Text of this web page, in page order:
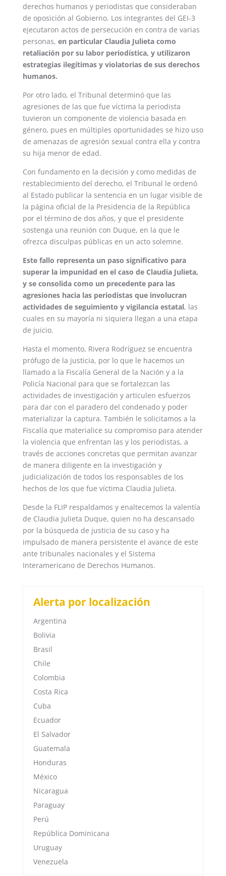
derechos humanos y periodistas que consideraban
de oposición al Gobierno. Los integrantes del GEI-3
ejecutaron actos de persecución en contra de varias
personas, en particular Claudia Julieta como
retaliación por su labor periodística, y utilizaron
estrategias ilegítimas y violatorias de sus derechos
humanos.
Por otro lado, el Tribunal determinó que las
agresiones de las que fue víctima la periodista
tuvieron un componente de violencia basada en
género, pues en múltiples oportunidades se hizo uso
de amenazas de agresión sexual contra ella y contra
su hija menor de edad.
Con fundamento en la decisión y como medidas de
restablecimiento del derecho, el Tribunal le ordenó
al Estado publicar la sentencia en un lugar visible de
la página oficial de la Presidencia de la República
por el término de dos años, y que el presidente
sostenga una reunión con Duque, en la que le
ofrezca disculpas públicas en un acto solemne.
Este fallo representa un paso significativo para
superar la impunidad en el caso de Claudia Julieta,
y se consolida como un precedente para las
agresiones hacia las periodistas que involucran
actividades de seguimiento y vigilancia estatal, las
cuales en su mayoría ni siquiera llegan a una etapa
de juicio.
Hasta el momento, Rivera Rodríguez se encuentra
prófugo de la justicia, por lo que le hacemos un
llamado a la Fiscalía General de la Nación y a la
Policía Nacional para que se fortalezcan las
actividades de investigación y articulen esfuerzos
para dar con el paradero del condenado y poder
materializar la captura. También le solicitamos a la
Fiscalía que materialice su compromiso para atender
la violencia que enfrentan las y los periodistas, a
través de acciones concretas que permitan avanzar
de manera diligente en la investigación y
judicialización de todos los responsables de los
hechos de los que fue víctima Claudia Julieta.
Desde la FLIP respaldamos y enaltecemos la valentía
de Claudia Julieta Duque, quien no ha descansado
por la búsqueda de justicia de su caso y ha
impulsado de manera persistente el avance de este
ante tribunales nacionales y el Sistema
Interamericano de Derechos Humanos.
Alerta por localización
Argentina
Bolivia
Brasil
Chile
Colombia
Costa Rica
Cuba
Ecuador
El Salvador
Guatemala
Honduras
México
Nicaragua
Paraguay
Perú
República Dominicana
Uruguay
Venezuela